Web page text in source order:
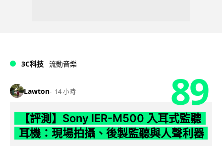
3C科技 流動音樂
Lawton 14 小時 89
【評測】Sony IER-M500 入耳式監聽
耳機：現場拍攝、後製監聽與人聲利器